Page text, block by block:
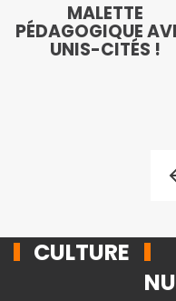
MALETTE
PÉDAGOGIQUE
UNIS-CITÉS !
CULTURE